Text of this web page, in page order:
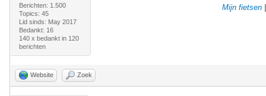
Berichten: 1.500
Topics: 45
Lid sinds: May 2017
Bedankt: 16
140 x bedankt in 120
berichten
Mijn fietsen
Website Zoek